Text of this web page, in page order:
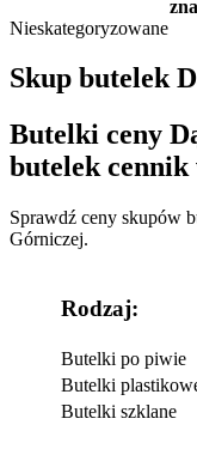
Nieskategoryzowane
Skup butelek
Butelki ceny
butelek
Sprawdź ceny skupów
Górniczej.
Rodzaj:
Butelki po piwie
Butelki
Butelki szklane